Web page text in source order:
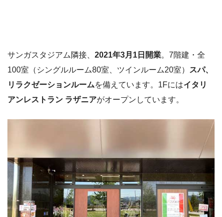
サンガスタジアム隣接、 2021年3月1日開業。7階建・全
100室（シングルルーム80室、ツインルーム20室）
スパ、
リラクゼーションルームを備えています。1Fにはイタリ
アンレストラン ラザニアがオープンしています。